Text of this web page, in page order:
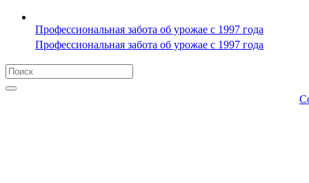
Профессиональная забота об урожае с 1997 года
Профессиональная забота об урожае с 1997 года